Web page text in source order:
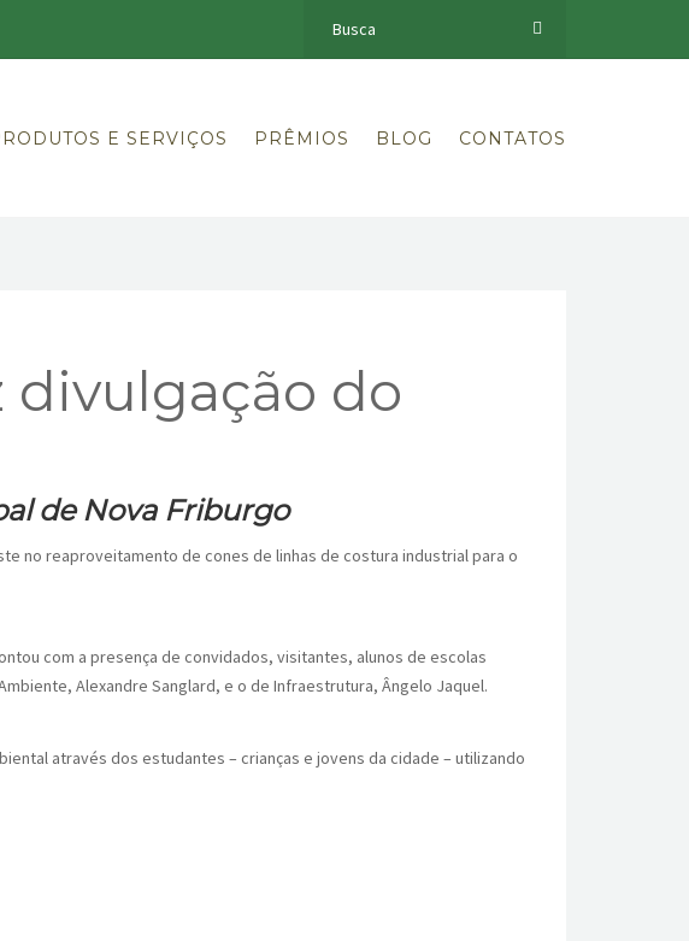
E SERVIÇOS PRÊMIOS BLOG CONTATOS
divulgação do
de Nova Friburgo
no reaproveitamento de cones de linhas de costura industrial para o
com a presença de convidados, visitantes, alunos de escolas
Alexandre Sanglard, e o de Infraestrutura, Ângelo Jaquel.
através dos estudantes – crianças e jovens da cidade – utilizando